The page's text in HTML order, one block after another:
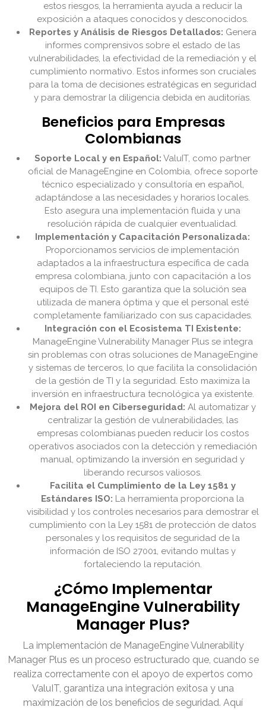
estos riesgos, la herramienta ayuda a reducir la
exposición a ataques conocidos y desconocidos.
Reportes y Análisis de Riesgos Detallados: Genera
informes comprensivos sobre el estado de las
vulnerabilidades, la efectividad de la remediación y el
cumplimiento normativo. Estos informes son cruciales
para la toma de decisiones estratégicas en seguridad
y para demostrar la diligencia debida en auditorías.
Beneficios para Empresas
Colombianas
Soporte Local y en Español: ValuIT, como partner
oficial de ManageEngine en Colombia, ofrece soporte
técnico especializado y consultoría en español,
adaptándose a las necesidades y horarios locales.
Esto asegura una implementación fluida y una
resolución rápida de cualquier eventualidad.
Implementación y Capacitación Personalizada:
Proporcionamos servicios de implementación
adaptados a la infraestructura específica de cada
empresa colombiana, junto con capacitación a los
equipos de TI. Esto garantiza que la solución sea
utilizada de manera óptima y que el personal esté
completamente familiarizado con sus capacidades.
Integración con el Ecosistema TI Existente:
ManageEngine Vulnerability Manager Plus se integra
sin problemas con otras soluciones de ManageEngine
y sistemas de terceros, lo que facilita la consolidación
de la gestión de TI y la seguridad. Esto maximiza la
inversión en infraestructura tecnológica ya existente.
Mejora del ROI en Ciberseguridad: Al automatizar y
centralizar la gestión de vulnerabilidades, las
empresas colombianas pueden reducir los costos
operativos asociados con la detección y remediación
manual, optimizando la inversión en seguridad y
liberando recursos valiosos.
Facilita el Cumplimiento de la Ley 1581 y
Estándares ISO: La herramienta proporciona la
visibilidad y los controles necesarios para demostrar el
cumplimiento con la Ley 1581 de protección de datos
personales y los requisitos de seguridad de la
información de ISO 27001, evitando multas y
fortaleciendo la reputación.
¿Cómo Implementar
ManageEngine Vulnerability
Manager Plus?
La implementación de ManageEngine Vulnerability
Manager Plus es un proceso estructurado que, cuando se
realiza correctamente con el apoyo de expertos como
ValuIT, garantiza una integración exitosa y una
maximización de los beneficios de seguridad. Aquí